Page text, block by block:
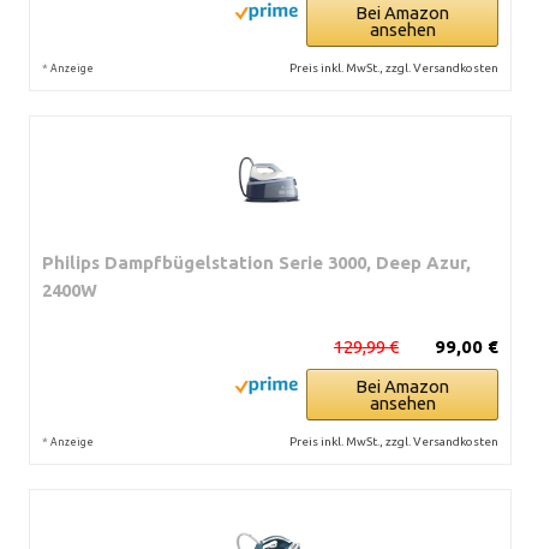
Bei Amazon
ansehen
* Anzeige Preis inkl. MwSt., zzgl. Versandkosten
Philips Dampfbügelstation Serie 3000, Deep Azur,
2400W
99,00 €
129,99 €
Bei Amazon
ansehen
* Anzeige Preis inkl. MwSt., zzgl. Versandkosten